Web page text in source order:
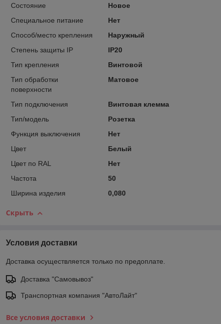
Состояние
Новое
Специальное питание
Нет
Способ/место крепления
Наружный
Степень защиты IP
IP20
Тип крепления
Винтовой
Тип обработки
поверхности
Матовое
Тип подключения
Винтовая клемма
Тип/модель
Розетка
Функция выключения
Нет
Цвет
Белый
Цвет по RAL
Нет
Частота
50
Ширина изделия
0,080
Скрыть
Условия доставки
Доставка осуществляется только по предоплате.
Доставка "Самовывоз"
Транспортная компания "АвтоЛайт"
Все условия доставки